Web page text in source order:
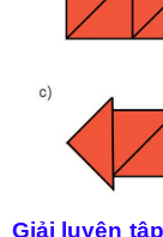
Giải luyện